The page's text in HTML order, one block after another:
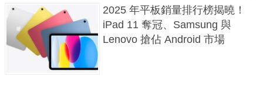
2025 年平板銷量排行榜揭曉！
iPad 11 奪冠、Samsung 與
Lenovo 搶佔 Android 市場